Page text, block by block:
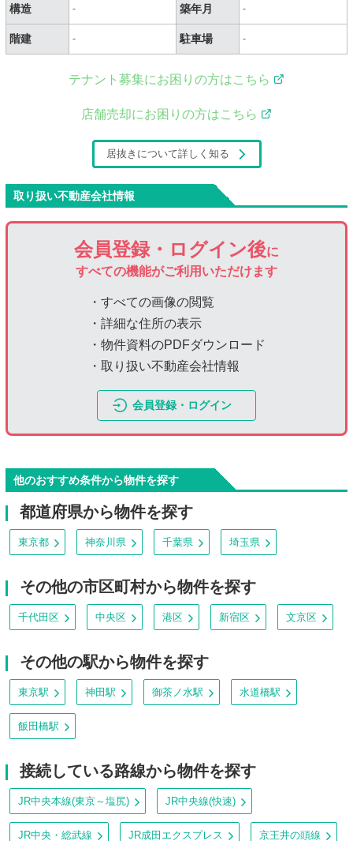
構造 - 築年月 -
階建 - 駐車場 -
テナント募集にお困りの方はこちら
店舗売却にお困りの方はこちら
居抜きについて詳しく知る
取り扱い不動産会社情報
会員登録・ログイン後に
すべての機能がご利用いただけます
・すべての画像の閲覧
・詳細な住所の表示
・物件資料のPDFダウンロード
・取り扱い不動産会社情報
会員登録・ログイン
他のおすすめ条件から物件を探す
都道府県から物件を探す
東京都 神奈川県 千葉県 埼玉県
その他の市区町村から物件を探す
千代田区 中央区 港区 新宿区 文京区
その他の駅から物件を探す
東京駅 神田駅 御茶ノ水駅 水道橋駅
飯田橋駅
接続している路線から物件を探す
JR中央本線(東京～塩尻) JR中央線(快速)
JR中央・総武線 JR成田エクスプレス 京王井の頭線